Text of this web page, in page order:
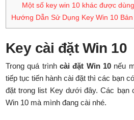
Một số key win 10 khác được
Hướng Dẫn Sử Dụng Key Win 10
Key cài đặt Win 10
Trong quá trìnhcài đặt Win 10 nếu
tiếp tục tiến hành cài đặt thì các bạn
đặt trong list Key dưới đây. Các
Win 10 mà mình đang cài nhé.